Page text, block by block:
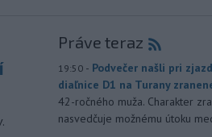
Práve teraz
19:50 - Podvečer našli pri
diaľnice D1 na Turany
42-ročného muža. Charakter
nasvedčuje možnému útoku